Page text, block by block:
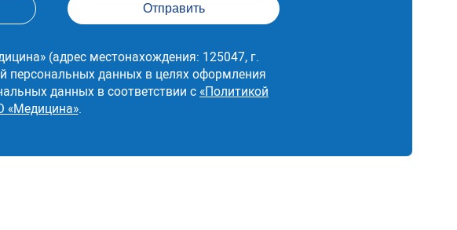
(адрес местонахождения: 125047, г.
персональных данных в целях оформления
данных в соответствии с«Политикой
«Медицина».